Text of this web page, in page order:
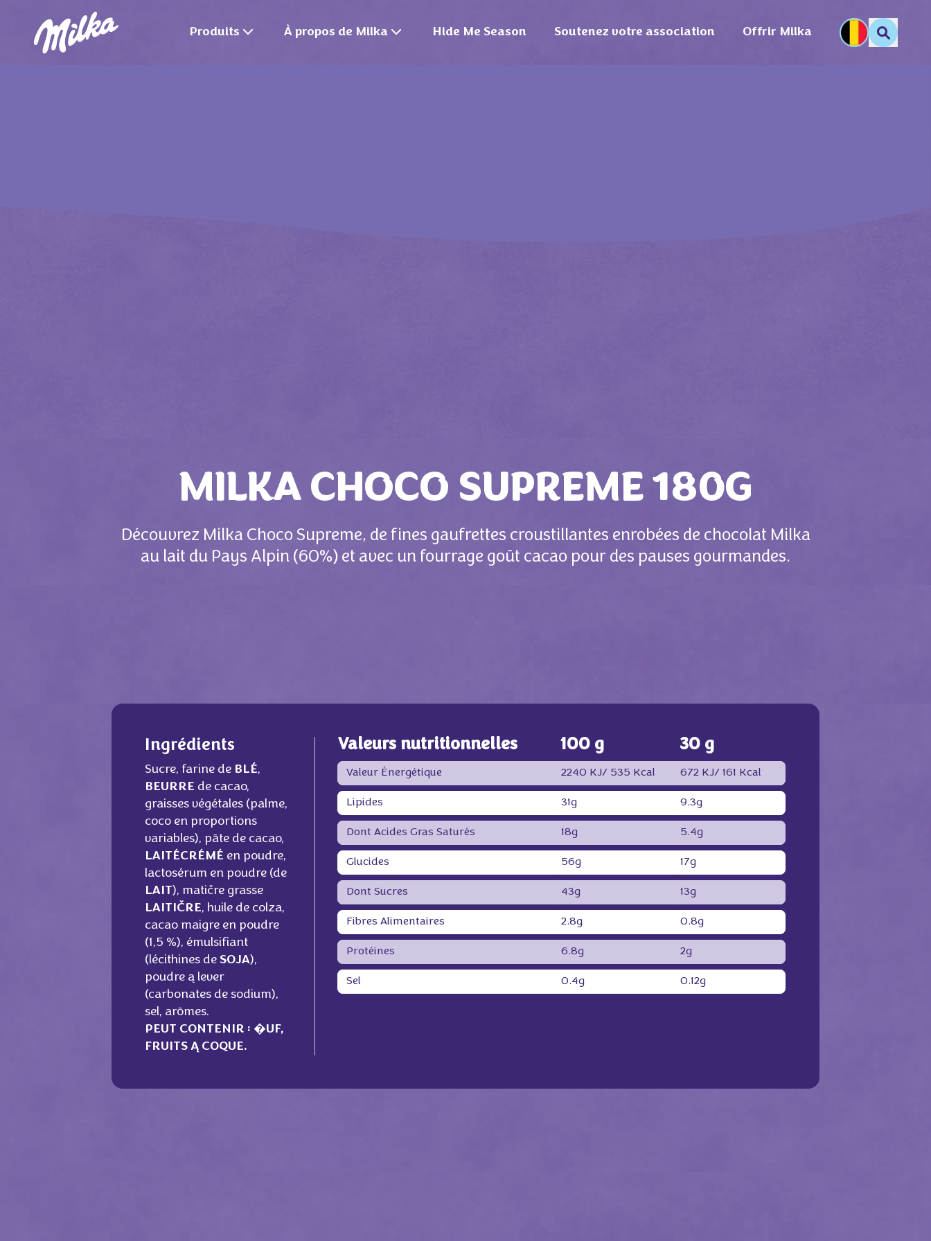
Produits À propos de Milka Hide Me Season Soutenez votre association Offrir Milka
MILKA CHOCO SUPREME 180G
Découvrez Milka Choco Supreme, de fines gaufrettes croustillantes enrobées de chocolat Milka
au lait du Pays Alpin (60%) et avec un fourrage goūt cacao pour des pauses gourmandes.
Ingrédients
Sucre, farine de BLÉ,
BEURRE de cacao,
graisses végétales (palme,
coco en proportions
variables), pāte de cacao,
LAIT ÉCRÉMÉ en poudre,
lactosérum en poudre (de
LAIT), matičre grasse
LAITIČRE, huile de colza,
cacao maigre en poudre
(1,5 %), émulsifiant
(lécithines de SOJA),
poudre ą lever
(carbonates de sodium),
sel, arōmes.
PEUT CONTENIR : �UF,
FRUITS Ą COQUE.
Valeurs nutritionnelles 100 g 30 g
Valeur Énergétique 2240 KJ/ 535 Kcal 672 KJ/ 161 Kcal
Lipides 31g 9.3g
Dont Acides Gras Saturés 18g 5.4g
Glucides 56g 17g
Dont Sucres 43g 13g
Fibres Alimentaires 2.8g 0.8g
Protéines 6.8g 2g
Sel 0.4g 0.12g